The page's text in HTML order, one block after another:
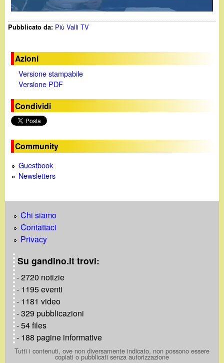
i
y
i
e
Pubblicato da: Più Valli TV
Azioni
Versione stampabile
Versione PDF
Condividi
Community
Guestbook
Newsletters
Chi siamo
Contattaci
Privacy
Su gandino.it trovi:
- 2720 notizie
- 1195 eventi
- 1181 video
- 329 pubblicazioni
- 54 files
- 188 pagine informative
Tutti i contenuti, ove non diversamente indicato, non possono essere
copiati o pubblicati senza autorizzazione